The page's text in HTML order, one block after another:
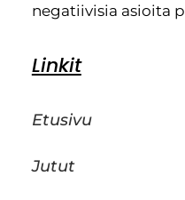
negatiivisia asioita
Linkit
Etusivu
Jutut